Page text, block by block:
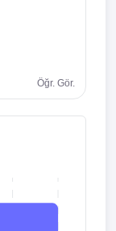
Öğr. Gör.